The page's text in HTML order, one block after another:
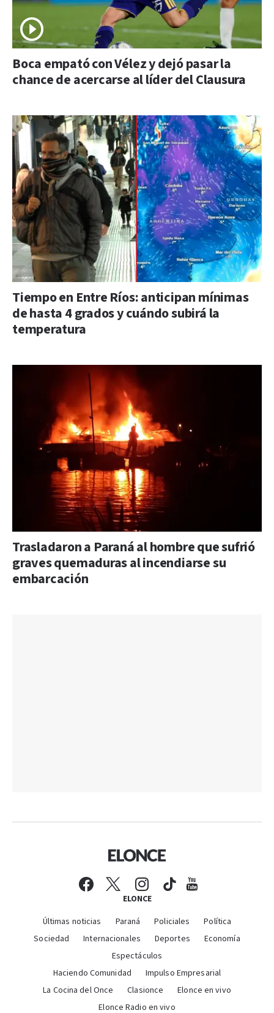
Boca empató con Vélez y dejó pasar la
chance de acercarse al líder del Clausura
Tiempo en Entre Ríos: anticipan mínimas
de hasta 4 grados y cuándo subirá la
temperatura
Trasladaron a Paraná al hombre que sufrió
graves quemaduras al incendiarse su
embarcación
ELONCE
Últimas noticias Paraná Policiales
Política
Sociedad
Internacionales Deportes
Economía
Espectáculos
Haciendo Comunidad
Impulso Empresarial
La Cocina del Once
Clasionce
Elonce en vivo
Elonce Radio en vivo